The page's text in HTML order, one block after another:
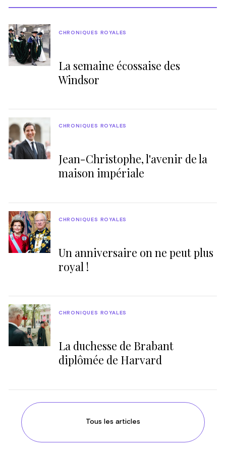
La semaine écossaise des
Windsor
CHRONIQUES ROYALES
Jean-Christophe, l'avenir de la
maison impériale
CHRONIQUES ROYALES
Un anniversaire on ne peut plus
royal !
CHRONIQUES ROYALES
La duchesse de Brabant
diplômée de Harvard
CHRONIQUES ROYALES
Tous les articles